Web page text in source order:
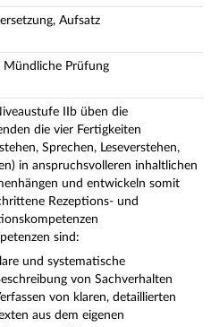
Aufsatz
Mündliche Prüfung
IIb üben die
die vier Fertigkeiten
Sprechen, Leseverstehen,
in anspruchsvolleren inhaltlichen
und entwickeln somit
Rezeptions- und
sind:
und systematische
von Sachverhalten
von klaren, detaillierten
aus dem eigenen